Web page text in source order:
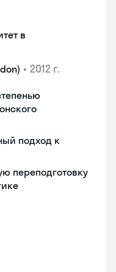
в
• 2012 г.
подход к
переподготовку